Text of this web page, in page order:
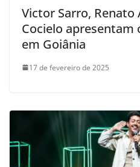
Victor Sarro, Renato
Cocielo apresentam
em Goiânia
17 de fevereiro de 2025